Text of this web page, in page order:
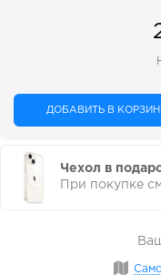
ДОБАВИТЬ В
Чехол в
При покупке